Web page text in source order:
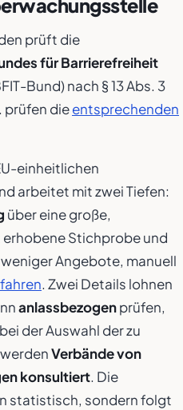
prüft die
für Barrierefreiheit
Bund) nach § 13 Abs. 3
prüfen dieentsprechenden
einheitlichen
arbeitet mit zwei Tiefen:
über eine große,
Stichprobe und
weniger Angebote, manuell
. Zwei Details lohnen
anlassbezogenprüfen,
der Auswahl der zu
Verbände von
konsultiert. Die
statistisch, sondern folgt